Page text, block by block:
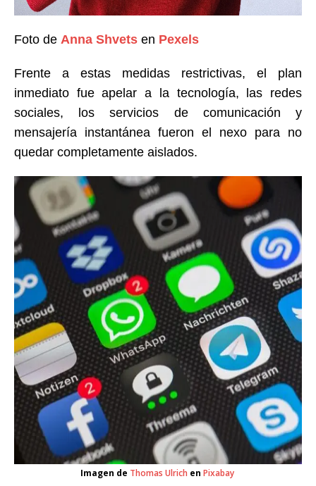
Foto de Anna Shvets en Pexels
Frente a estas medidas restrictivas, el plan
inmediato fue apelar a la tecnología, las redes
sociales, los servicios de comunicación y
mensajería instantánea fueron el nexo para no
quedar completamente aislados.
Imagen de Thomas Ulrich en Pixabay